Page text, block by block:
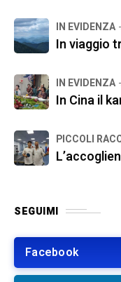
IN EVIDENZA
In viaggio
IN EVIDENZA
In Cina il
PICCOLI
SEGUIMI
Facebook